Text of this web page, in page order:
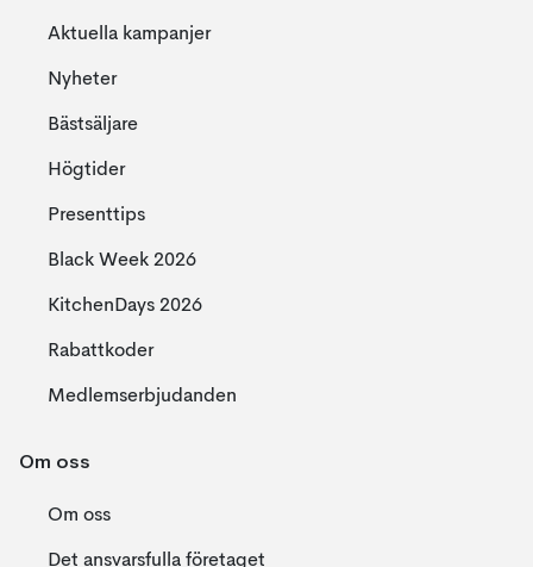
Aktuella kampanjer
Nyheter
Bästsäljare
Högtider
Presenttips
Black Week 2026
KitchenDays 2026
Rabattkoder
Medlemserbjudanden
Om oss
Om oss
Det ansvarsfulla företaget